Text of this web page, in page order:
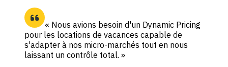
« Nous avions besoin d'un Dynamic Pricing
pour les locations de vacances capable de
s'adapter à nos micro-marchés tout en nous
laissant un contrôle total. »